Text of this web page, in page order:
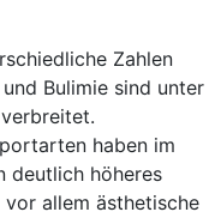
Zahlen
Bulimie sind unter
.
haben im
deutlich höheres
allem ästhetische